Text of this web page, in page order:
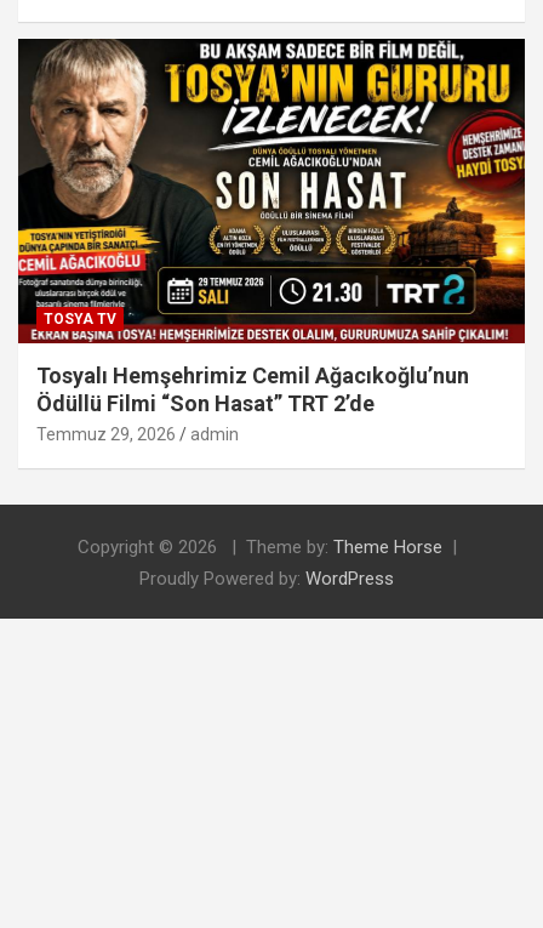
TOSYA TV
Tosyalı Hemşehrimiz Cemil Ağacıkoğlu’nun
Ödüllü Filmi “Son Hasat” TRT 2’de
Temmuz 29, 2026 admin
Copyright © 2026 Theme by: Theme Horse
Proudly Powered by: WordPress